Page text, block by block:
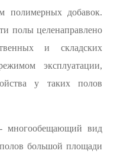
полимерных добавок.
полы целенаправлено
и складских
эксплуатации,
у таких полов
многообещающий вид
большой площади